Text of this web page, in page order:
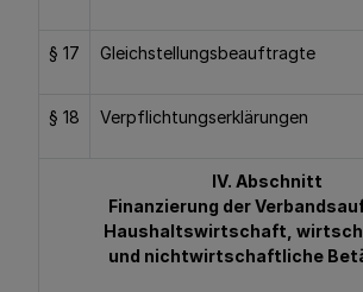
§ 17 Gleichstellungsbeauftragte
§ 18 Verpflichtungserklärungen
IV. Abschnitt
Finanzierung der
Haushaltswirtschaft,
und nichtwirtschaftliche